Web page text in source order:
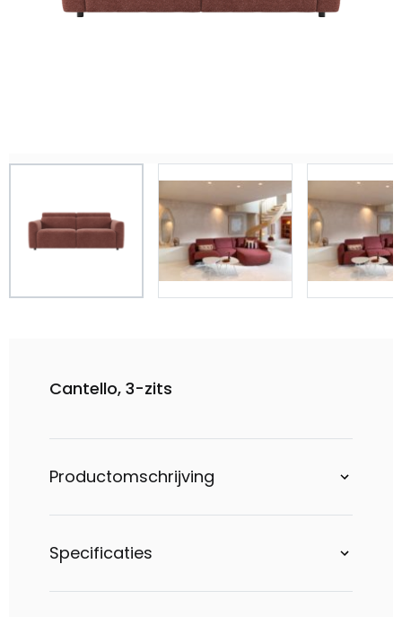
Cantello, 3-zits
Productomschrijving
Specificaties